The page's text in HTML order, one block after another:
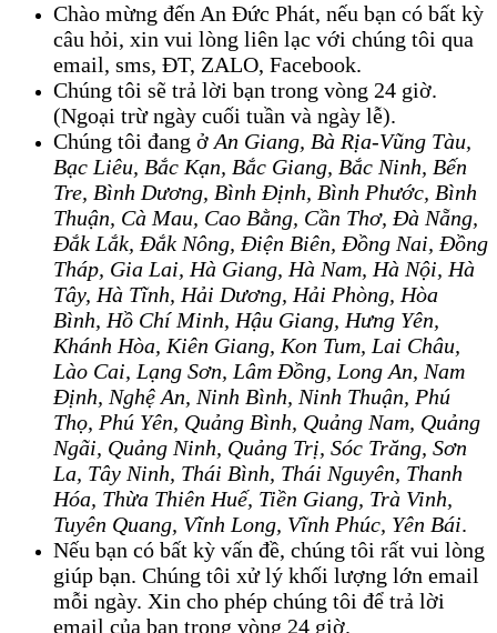
Chào mừng đến An Đức Phát, nếu bạn có bất kỳ
câu hỏi, xin vui lòng liên lạc với chúng tôi qua
email, sms, ĐT, ZALO, Facebook.
Chúng tôi sẽ trả lời bạn trong vòng 24 giờ.
(Ngoại trừ ngày cuối tuần và ngày lễ).
Chúng tôi đang ở An Giang, Bà Rịa-Vũng Tàu,
Bạc Liêu, Bắc Kạn, Bắc Giang, Bắc Ninh, Bến
Tre, Bình Dương, Bình Định, Bình Phước, Bình
Thuận, Cà Mau, Cao Bằng, Cần Thơ, Đà Nẵng,
Đắk Lắk, Đắk Nông, Điện Biên, Đồng Nai, Đồng
Tháp, Gia Lai, Hà Giang, Hà Nam, Hà Nội, Hà
Tây, Hà Tĩnh, Hải Dương, Hải Phòng, Hòa
Bình, Hồ Chí Minh, Hậu Giang, Hưng Yên,
Khánh Hòa, Kiên Giang, Kon Tum, Lai Châu,
Lào Cai, Lạng Sơn, Lâm Đồng, Long An, Nam
Định, Nghệ An, Ninh Bình, Ninh Thuận, Phú
Thọ, Phú Yên, Quảng Bình, Quảng Nam, Quảng
Ngãi, Quảng Ninh, Quảng Trị, Sóc Trăng, Sơn
La, Tây Ninh, Thái Bình, Thái Nguyên, Thanh
Hóa, Thừa Thiên Huế, Tiền Giang, Trà Vinh,
Tuyên Quang, Vĩnh Long, Vĩnh Phúc, Yên Bái.
Nếu bạn có bất kỳ vấn đề, chúng tôi rất vui lòng
giúp bạn. Chúng tôi xử lý khối lượng lớn email
mỗi ngày. Xin cho phép chúng tôi để trả lời
email của bạn trong vòng 24 giờ.